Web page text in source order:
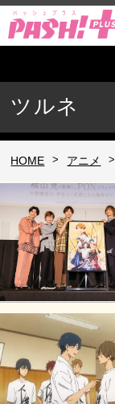
ツルネ
HOME > アニメ >